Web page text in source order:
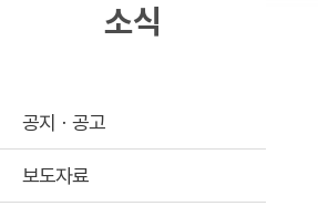
소식
공지ㆍ공고
보도자료